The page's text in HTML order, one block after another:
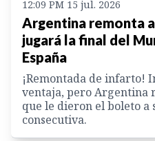
12:09 PM 15 jul. 2026
Argentina remonta
jugará la final del
España
¡Remontada de infarto!
ventaja, pero Argentina
que le dieron el boleto a
consecutiva.